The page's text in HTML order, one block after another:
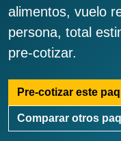
alimentos, vuelo
persona, total
pre-cotizar.
Pre-cotizar este
Comparar otros